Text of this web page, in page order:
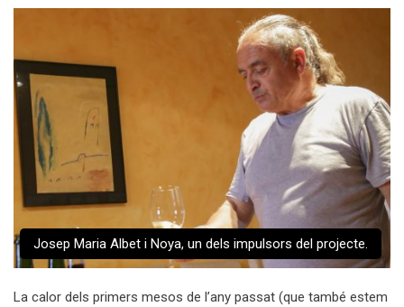
Josep Maria Albet i Noya, un dels impulsors del projecte.
La calor dels primers mesos de l’any passat (que també estem